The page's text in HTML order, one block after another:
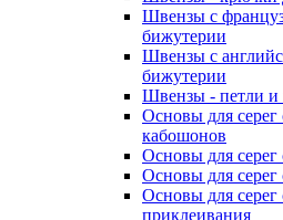
Швензы с
бижутерии
Швензы с
бижутерии
Швензы - петли и
Основы для серег
кабошонов
Основы для серег
Основы для
Основы для
приклеивания